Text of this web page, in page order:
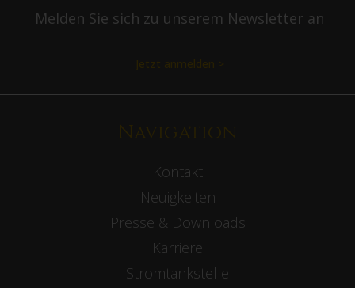
Melden Sie sich zu unserem Newsletter an
Jetzt anmelden >
Navigation
Kontakt
Neuigkeiten
Presse & Downloads
Karriere
Stromtankstelle